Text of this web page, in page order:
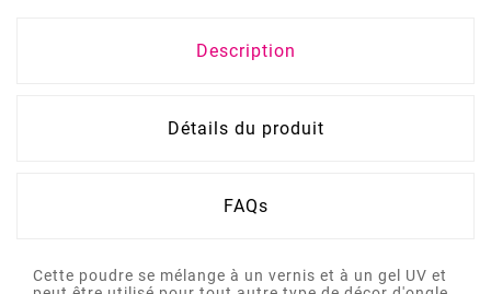
Description
Détails du produit
FAQs
Cette poudre se mélange à un vernis et à un gel UV et